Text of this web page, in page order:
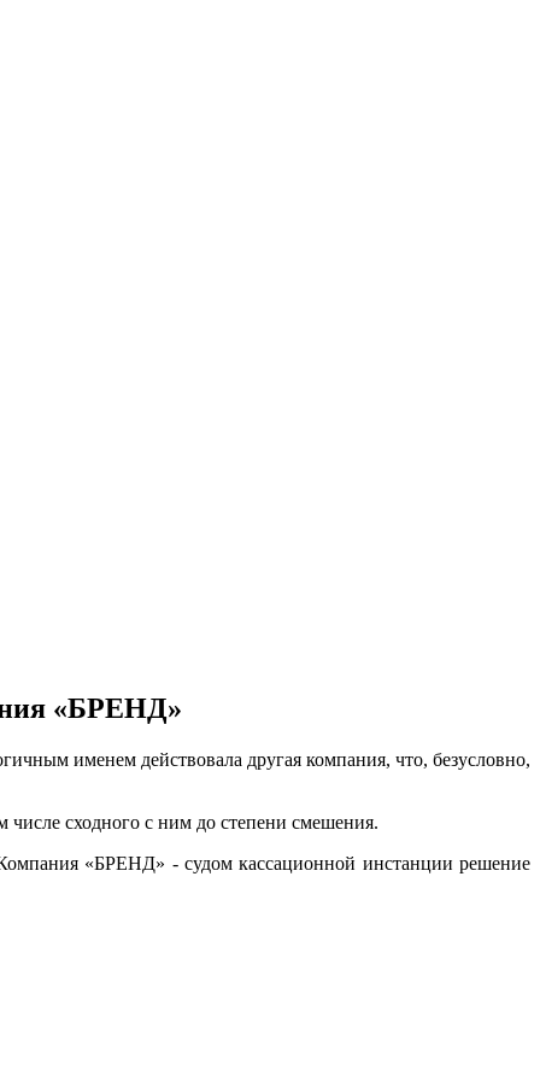
«БРЕНД»
именем действовала другая компания, что, безусловно,
сходного с ним до степени смешения.
«БРЕНД» - судом кассационной инстанции решение